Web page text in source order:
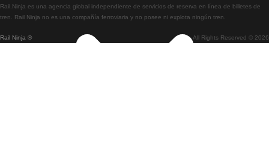
Tren De Lisboa A Braga
Tren De Braga A Lisboa
Rail Ninja ® All Rights Reserved © 2026
Rail.Ninja es una agencia global independiente de servicios de reserva en línea de billetes de
tren. Rail Ninja no es una compañía ferroviaria y no posee ni explota ningún tren.